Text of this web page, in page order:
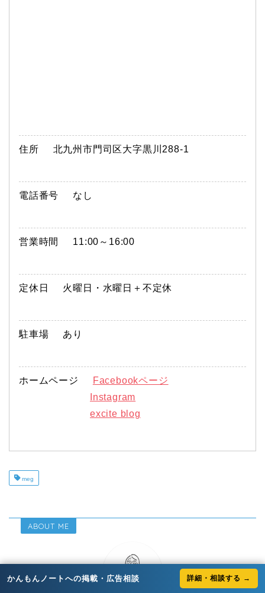
住所 北九州市門司区大字黒川288-1
電話番号 なし
営業時間 11:00～16:00
定休日 火曜日・水曜日＋不定休
駐車場 あり
ホームページ
Facebookページ
Instagram
excite blog
meg
ABOUT ME
かんもんノートへの掲載・広告相談 詳細・相談する →